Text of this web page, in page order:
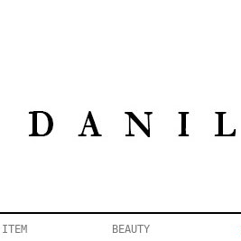
BEAUTY